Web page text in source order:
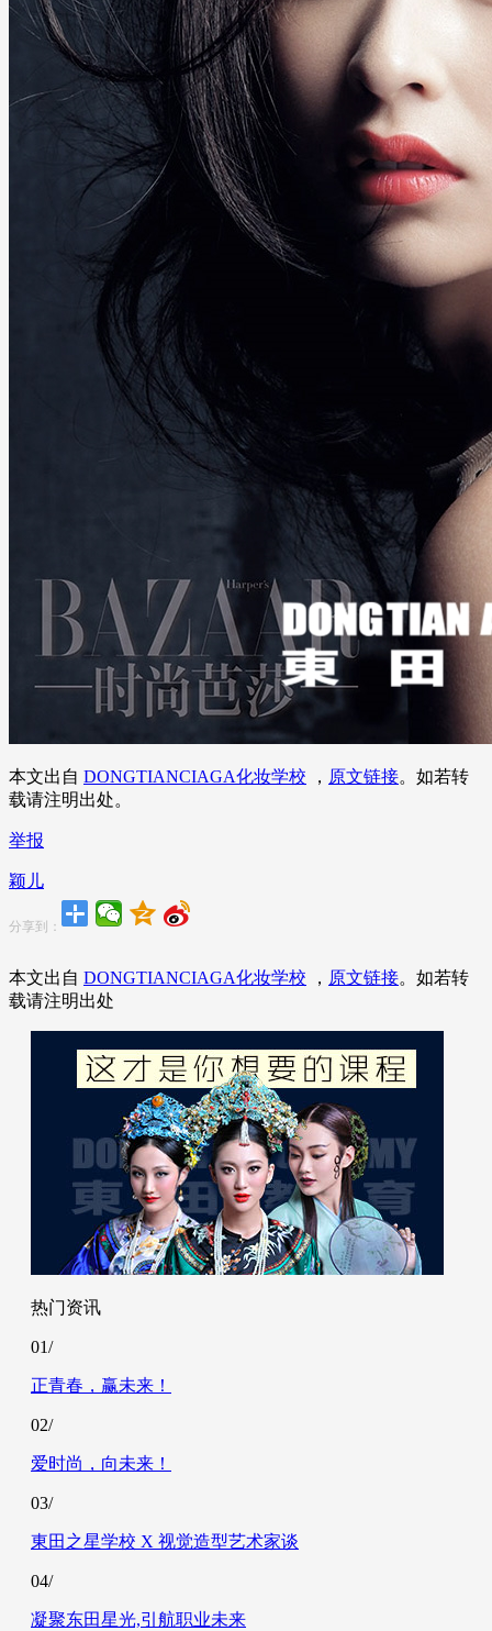
本文出自 DONGTIANCIAGA化妆学校 ， 原文链接。如若转
载请注明出处。
举报
颖儿
分享到：
本文出自 DONGTIANCIAGA化妆学校 ， 原文链接。如若转
载请注明出处
热门资讯
01/
正青春，赢未来！
02/
爱时尚，向未来！
03/
東田之星学校 X 视觉造型艺术家谈
04/
凝聚东田星光,引航职业未来